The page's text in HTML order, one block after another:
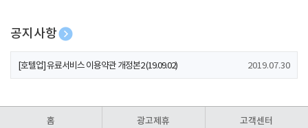
공지사항
[호텔업] 개인정보 처리방침 개정본1 (19.09.02)
[호텔업] 유료서비스 이용약관 개정본2 (19.09.02) 2019.07.30
홈 광고제휴 고객센터